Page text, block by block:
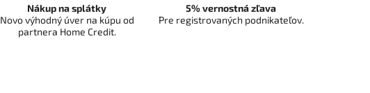
Nákup na splátky
Novo výhodný úver na kúpu od
partnera Home Credit.
5% vernostná zľava
Pre registrovaných podnikateľov.